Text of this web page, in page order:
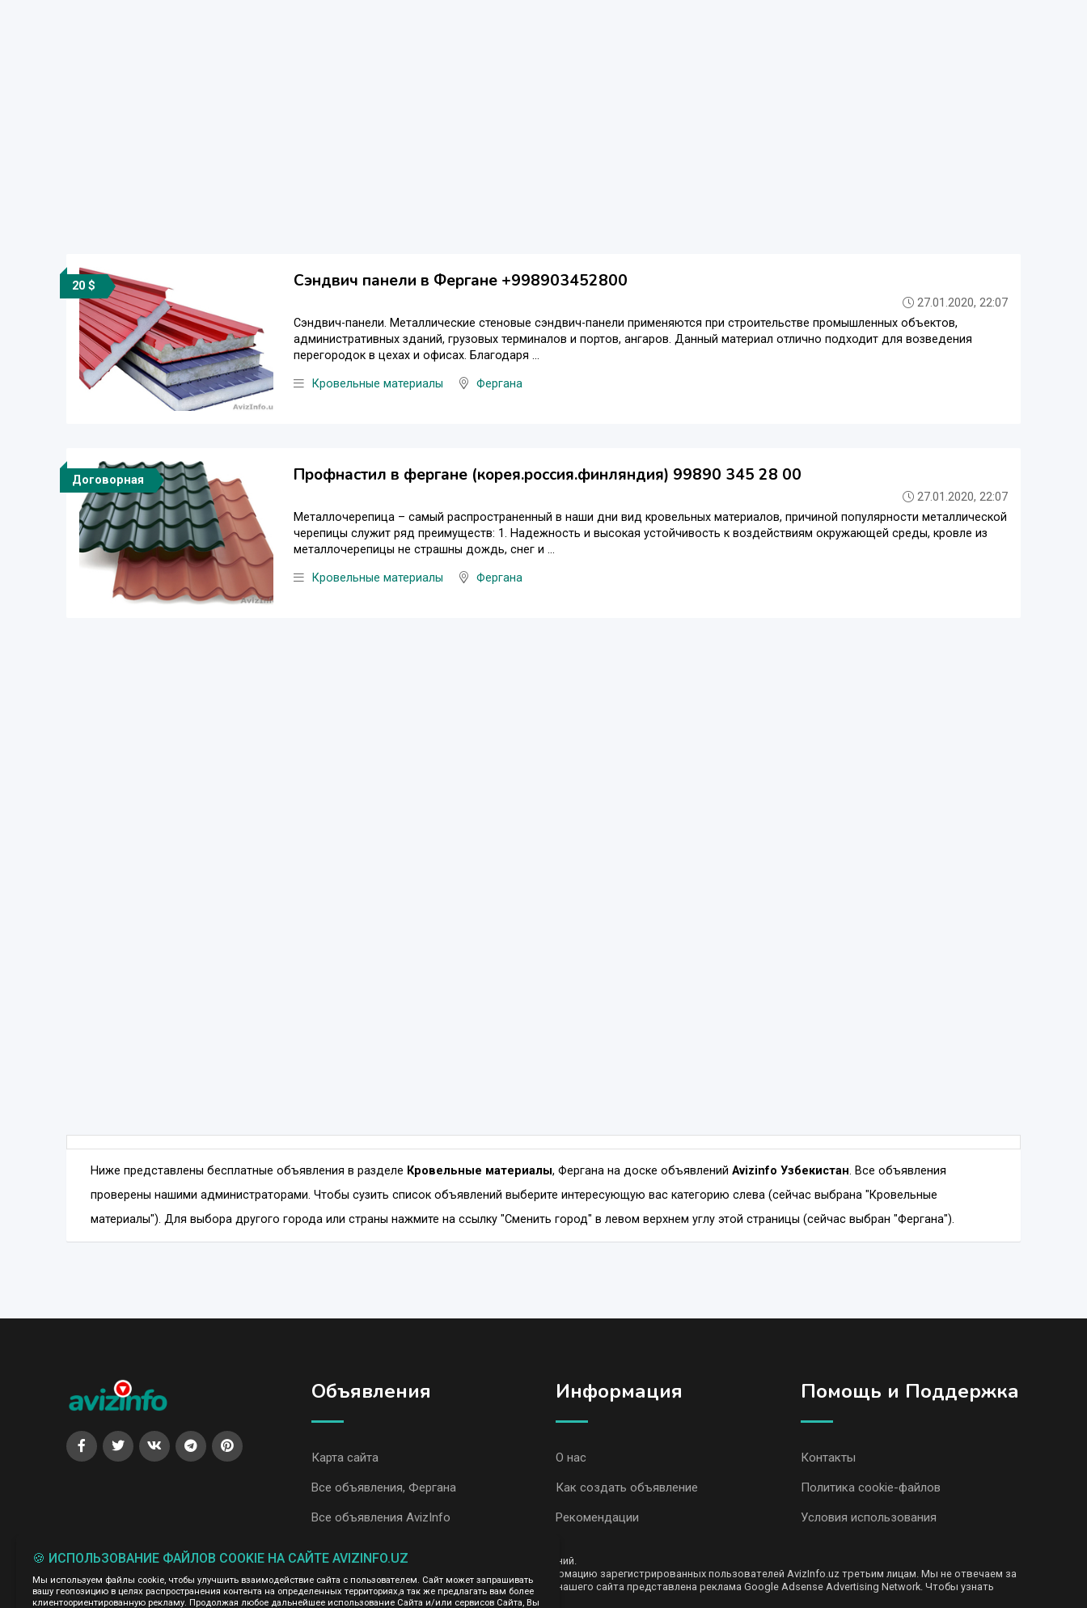
20 $ Сэндвич панели в Фергане +998903452800
27.01.2020, 22:07
Сэндвич-панели. Металлические стеновые сэндвич-панели применяются при строительстве промышленных объектов,
административных зданий, грузовых терминалов и портов, ангаров. Данный материал отлично подходит для возведения
перегородок в цехах и офисах. Благодаря ...
Кровельные материалы Фергана
Договорная Профнастил в фергане (корея.россия.финляндия) 99890 345 28 00
27.01.2020, 22:07
Металлочерепица – самый распространенный в наши дни вид кровельных материалов, причиной популярности металлической
черепицы служит ряд преимуществ: 1. Надежность и высокая устойчивость к воздействиям окружающей среды, кровле из
металлочерепицы не страшны дождь, снег и ...
Кровельные материалы Фергана
Ниже представлены бесплатные объявления в разделе Кровельные материалы, Фергана на доске объявлений Avizinfo Узбекистан. Все объявления
проверены нашими администраторами. Чтобы сузить список объявлений выберите интересующую вас категорию слева (сейчас выбрана "Кровельные
материалы"). Для выбора другого города или страны нажмите на ссылку "Сменить город" в левом верхнем углу этой страницы (сейчас выбран "Фергана").
Объявления
Карта сайта
Все объявления, Фергана
Все объявления AvizInfo
Информация
О нас
Как создать объявление
Рекомендации
Помощь и Поддержка
Контакты
Политика cookie-файлов
Условия использования
Администрация сайта AvizInfo.uz не несет ответственность за содержание размещенных объявлений.
Мы ценим конфиденциальность наших пользователей. Мы не передаем и не продаем личную информацию зарегистрированных пользователей AvizInfo.uz третьим лицам. Мы не отвечаем за
правила конфиденциальности сайтов на которые ссылается AvizInfo.uz. На некоторых страницах нашего сайта представлена реклама Google Adsense Advertising Network. Чтобы узнать
подробней о правилах конфиденциальности Google нажмите тут.
🍪 ИСПОЛЬЗОВАНИЕ ФАЙЛОВ COOKIE НА САЙТЕ AVIZINFO.UZ
Мы используем файлы cookie, чтобы улучшить взаимодействие сайта с пользователем. Сайт может запрашивать
вашу геопозицию в целях распространения контента на определенных территориях,а так же предлагать вам более
клиентоориентированную рекламу. Продолжая любое дальнейшее использование Сайта и/или сервисов Сайта, Вы